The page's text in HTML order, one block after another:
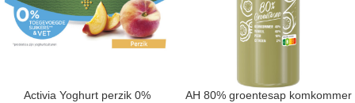
Activia Yoghurt perzik 0% AH 80% groentesap komkommer